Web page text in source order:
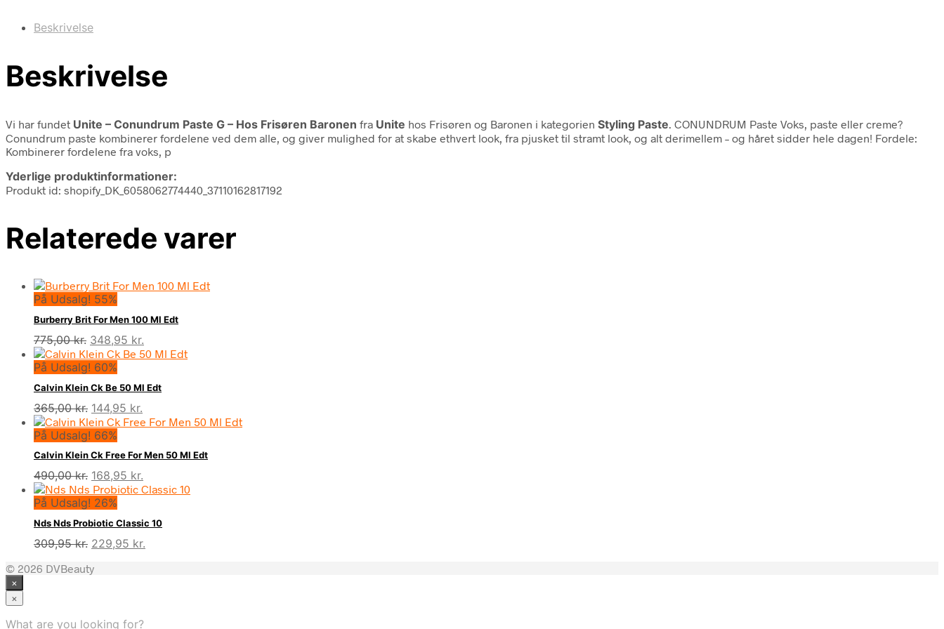
Beskrivelse
Beskrivelse
Vi har fundet Unite – Conundrum Paste G – Hos Frisøren Baronen fra Unite hos Frisøren og Baronen i kategorien Styling Paste . CONUNDRUM Paste Voks, paste eller creme?
Conundrum paste kombinerer fordelene ved dem alle, og giver mulighed for at skabe ethvert look, fra pjusket til stramt look, og alt derimellem – og håret sidder hele dagen! Fordele:
Kombinerer fordelene fra voks, p
Yderlige produktinformationer:
Produkt id: shopify_DK_6058062774440_37110162817192
Relaterede varer
På Udsalg! 55%
Burberry Brit For Men 100 Ml Edt
775,00kr. Den
oprindelige
pris
var:
775,00 kr..
348,95 kr.
aktuelle
er:
348,95 kr..
På Udsalg! 60%
Calvin Klein Ck Be 50 Ml Edt
365,00kr. Den
oprindelige
pris
var:
365,00 kr..
144,95 kr.
aktuelle
er:
144,95 kr..
På Udsalg! 66%
Calvin Klein Ck Free For Men 50 Ml Edt
490,00kr. Den
oprindelige
pris
var:
490,00 kr..
168,95 kr.
aktuelle
er:
168,95 kr..
På Udsalg! 26%
Nds Nds Probiotic Classic 10
309,95kr. Den
pris
229,95 kr.
© 2026 DVBeauty
×
×
What are you looking for?